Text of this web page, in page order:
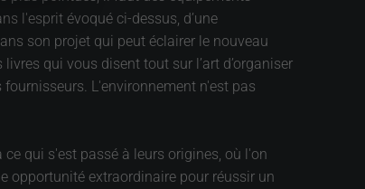
l'esprit évoqué ci-dessus, d’une
son projet qui peut éclairer le nouveau
qui vous disent tout sur l’art d’organiser
L'environnement n'est pas
qui s'est passé à leurs origines, où l'on
opportunité extraordinaire pour réussir un